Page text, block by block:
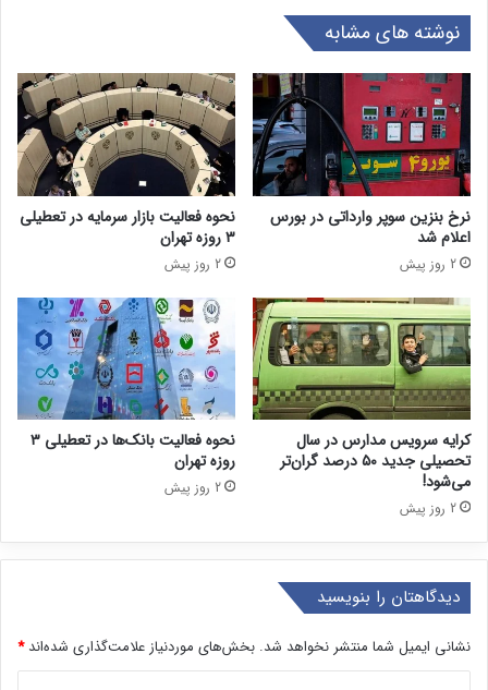
نوشته های مشابه
نرخ بنزین سوپر وارداتی در بورس
اعلام شد
2 روز پیش
نحوه فعالیت بازار سرمایه در تعطیلی
۳ روزه تهران
2 روز پیش
کرایه سرویس مدارس در سال
تحصیلی جدید ۵۰ درصد گران‌تر
می‌شود!
2 روز پیش
نحوه فعالیت بانک‌ها در تعطیلی ۳
روزه تهران
2 روز پیش
دیدگاهتان را بنویسید
نشانی ایمیل شما منتشر نخواهد شد. بخش‌های موردنیاز علامت‌گذاری شده‌اند*